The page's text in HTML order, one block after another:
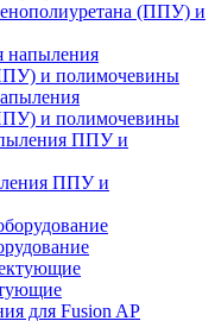
(ППУ) и
и полимочевины
ППУ и